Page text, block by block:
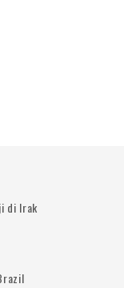
di Irak